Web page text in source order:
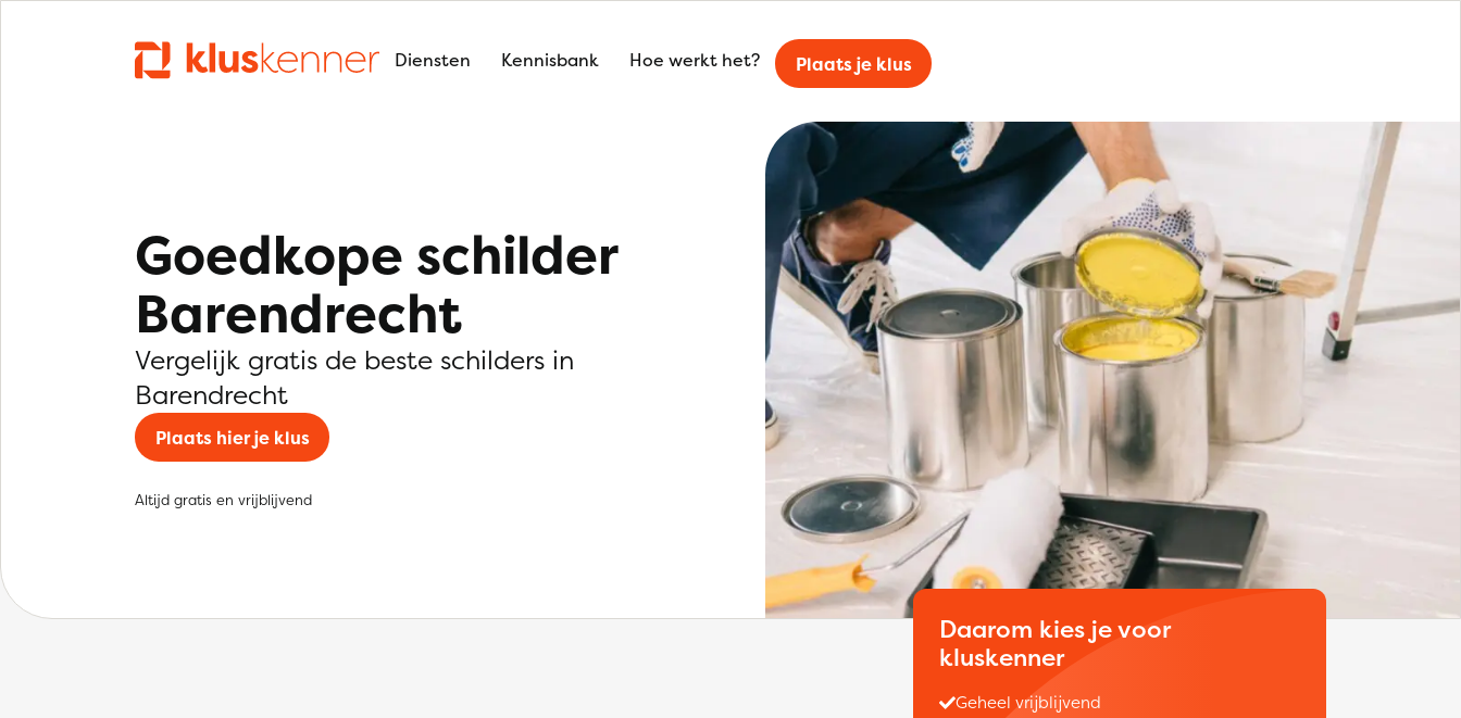
Diensten Kennisbank Hoe werkt het? Plaats je klus
Goedkope schilder
Barendrecht
Vergelijk gratis de beste schilders in
Barendrecht
Plaats hier je klus
Altijd gratis en vrijblijvend
Daarom kies je voor
kluskenner
Geheel vrijblijvend